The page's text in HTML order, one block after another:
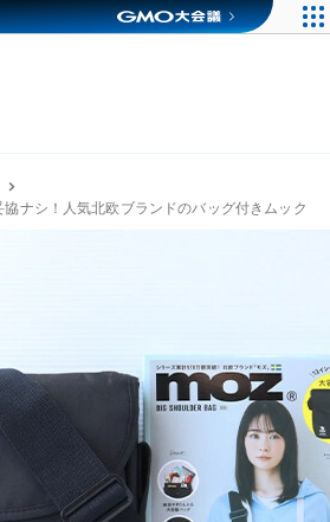
ナシ！人気北欧ブランドのバッグ付きムック